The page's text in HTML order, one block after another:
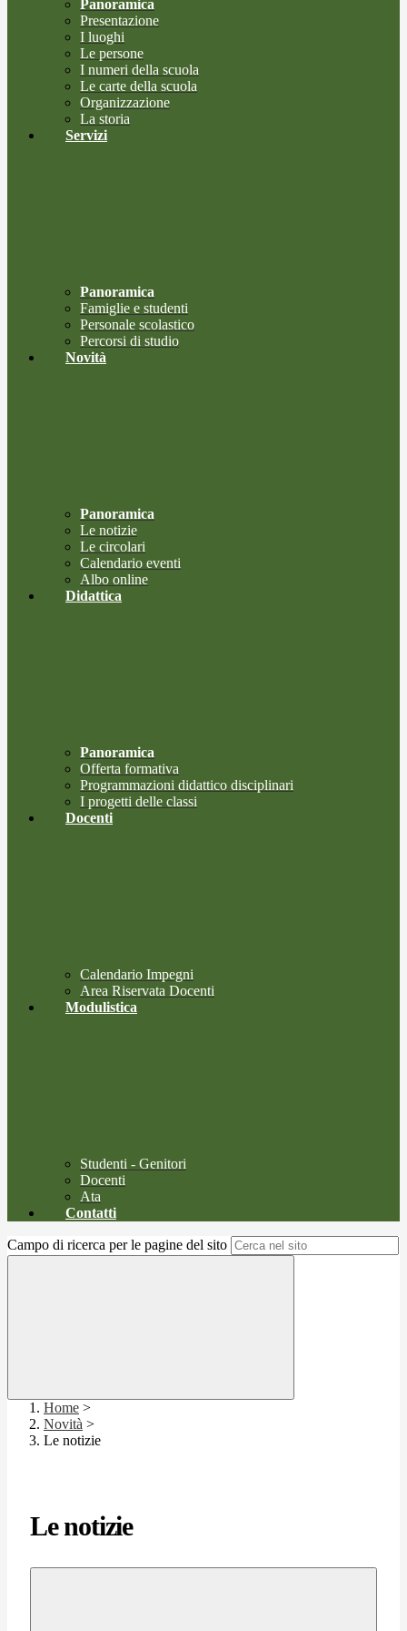
Panoramica
Presentazione
I luoghi
Le persone
I numeri della scuola
Le carte della scuola
Organizzazione
La storia
Servizi
Panoramica
Famiglie e studenti
Personale scolastico
Percorsi di studio
Novità
Panoramica
Le notizie
Le circolari
Calendario eventi
Albo online
Didattica
Panoramica
Offerta formativa
Programmazioni didattico disciplinari
I progetti delle classi
Docenti
Calendario Impegni
Area Riservata Docenti
Modulistica
Studenti - Genitori
Docenti
Ata
Contatti
Campo di ricerca per le pagine del sito
Home >
Novità >
Le notizie
Le notizie